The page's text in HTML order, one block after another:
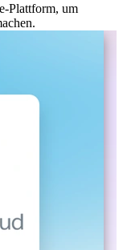
Plattform, um